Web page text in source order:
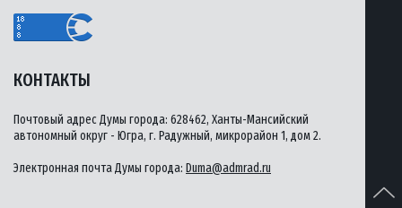
КОНТАКТЫ
Почтовый адрес Думы города: 628462, Ханты-Мансийский
автономный округ - Югра, г. Радужный, микрорайон 1, дом 2.
Электронная почта Думы города: Duma@admrad.ru